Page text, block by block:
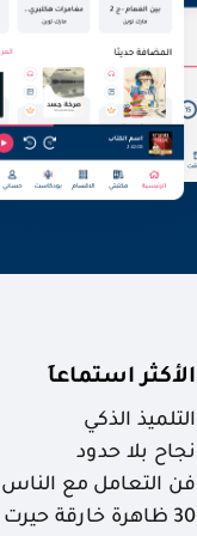
الأكثر استماعاَ
التلميذ الذكي
نجاح بلا حدود
فن التعامل مع الناس
30 ظاهرة خارقة حيرت العلماء